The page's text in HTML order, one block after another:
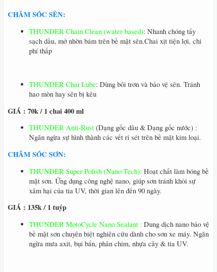
CHĂM SÓC SÊN:
THUNDER Chain Clean (water based): Nhanh chóng tẩy
sạch dầu, mở nhờn bám trên bề mặt sên.Chai xịt tiện lợi, chi
phí thấp
THUNDER Chai Lube: Dùng bôi trơn và bảo vệ sên. Tránh
hao mòn hay sên bị kêu
GIÁ : 70k / 1 chai 400 ml
THUNDER Anti-Rust (Dạng gốc dâu & Dạng gốc nước) :
Ngăn ngừa sự hình thành các vết rỉ sét trên bề mặt kim loại.
CHĂM SÓC SƠN:
THUNDER Super Polish (Nano Tech): Hoạt chất làm bóng bề
mặt sơn. Ứng dụng công nghệ nano, giúp sơn tránh khỏi sự
xâm hại của tia UV, thời gian lên đến 90 ngày.
GIÁ : 135k / 1 tuýp
THUNDER MotoCycle Nano Sealant : Dung dịch nano bảo vệ
bề mặt sơn chuyên biệt nghiên cứu dành cho sơn xe máy. Ngăn
ngừa mưa axit, bụi bẩn, phân chim, nhựa cây & tia UV.